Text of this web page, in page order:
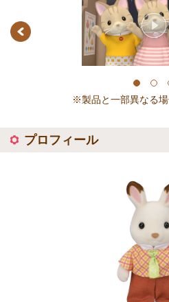
Previous
※製品と一部異なる場
プロフィール